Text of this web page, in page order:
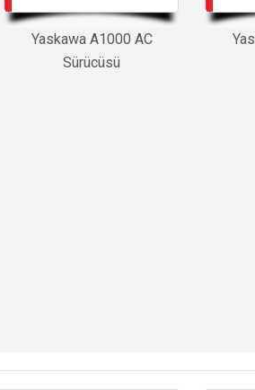
Yaskawa A1000 AC
Sürücüsü